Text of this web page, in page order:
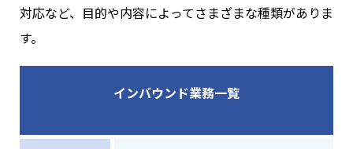
対応など、目的や内容によってさまざまな種類がありま
す。
インバウンド業務一覧